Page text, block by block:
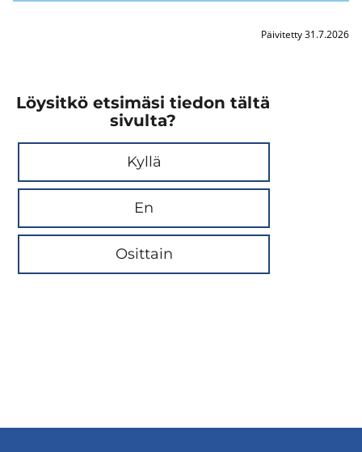
Päivitetty 31.7.2026
Löysitkö etsimäsi tiedon tältä
sivulta?
Kyllä
En
Osittain